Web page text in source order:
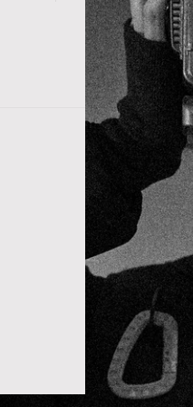
MASCULINO
Workshirt